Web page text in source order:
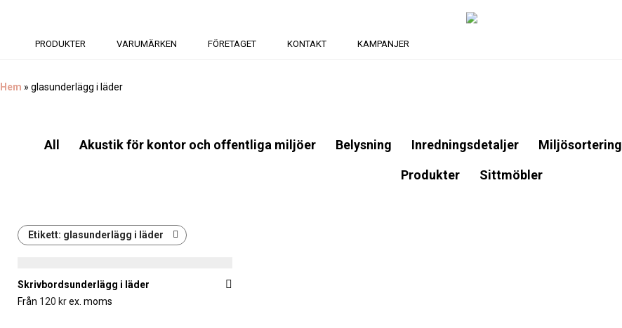
PRODUKTER VARUMÄRKEN FÖRETAGET KONTAKT KAMPANJER
Hem » glasunderlägg i läder
All Akustik för kontor och offentliga miljöer Belysning Inredningsdetaljer Miljösortering
Produkter Sittmöbler
Etikett: glasunderlägg i läder
Skrivbordsunderlägg i läder
Från 120 krex. moms